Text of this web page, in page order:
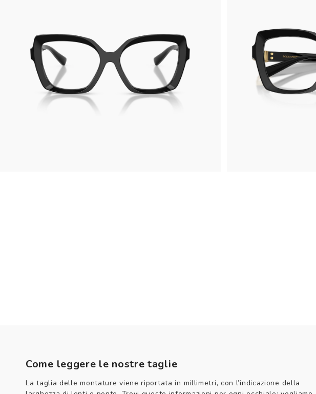
Come leggere le nostre taglie
La taglia delle montature viene riportata in millimetri, con l’indicazione della